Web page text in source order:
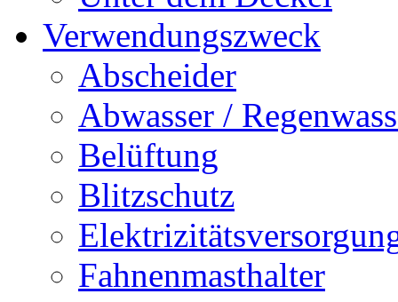
Verwendungszweck
Abscheider
Abwasser /
Belüftung
Blitzschutz
Fahnenmasthalter